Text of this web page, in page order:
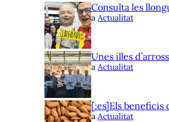
Consulta les
a Actualitat
Unes illes
a Actualitat
[:es]Els beneficis
a Actualitat